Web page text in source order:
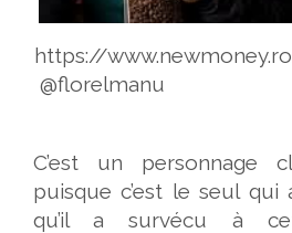
https://
@florelmanu
C’est un personnage
puisque c’est le seul
qu’il a survécu à